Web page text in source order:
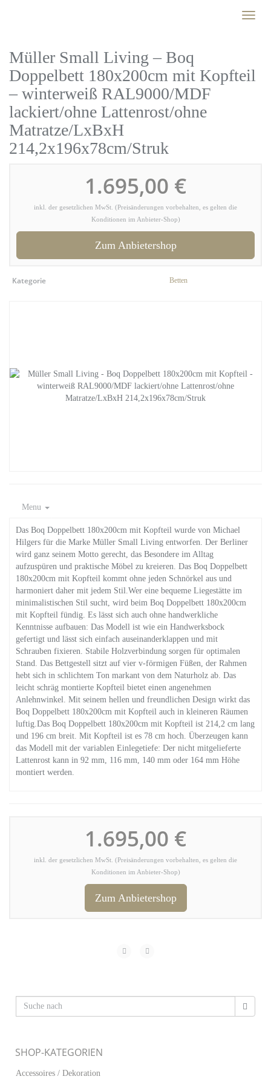
Toggle
Müller Small Living – Boq
Doppelbett 180x200cm mit Kopfteil
– winterweiß RAL9000/MDF
lackiert/ohne Lattenrost/ohne
Matratze/LxBxH
214,2x196x78cm/Struk
1.695,00 €
inkl. der gesetzlichen MwSt. (Preisänderungen vorbehalten, es gelten die
Konditionen im Anbieter-Shop)
Zum Anbietershop
Kategorie Betten
Menu
Das Boq Doppelbett 180x200cm mit Kopfteil wurde von Michael
Hilgers für die Marke Müller Small Living entworfen. Der Berliner
wird ganz seinem Motto gerecht, das Besondere im Alltag
aufzuspüren und praktische Möbel zu kreieren. Das Boq Doppelbett
180x200cm mit Kopfteil kommt ohne jeden Schnörkel aus und
harmoniert daher mit jedem Stil.Wer eine bequeme Liegestätte im
minimalistischen Stil sucht, wird beim Boq Doppelbett 180x200cm
mit Kopfteil fündig. Es lässt sich auch ohne handwerkliche
Kenntnisse aufbauen: Das Modell ist wie ein Handwerksbock
gefertigt und lässt sich einfach auseinanderklappen und mit
Schrauben fixieren. Stabile Holzverbindung sorgen für optimalen
Stand. Das Bettgestell sitzt auf vier v-förmigen Füßen, der Rahmen
hebt sich in schlichtem Ton markant von dem Naturholz ab. Das
leicht schräg montierte Kopfteil bietet einen angenehmen
Anlehnwinkel. Mit seinem hellen und freundlichen Design wirkt das
Boq Doppelbett 180x200cm mit Kopfteil auch in kleineren Räumen
luftig.Das Boq Doppelbett 180x200cm mit Kopfteil ist 214,2 cm lang
und 196 cm breit. Mit Kopfteil ist es 78 cm hoch. Überzeugen kann
das Modell mit der variablen Einlegetiefe: Der nicht mitgelieferte
Lattenrost kann in 92 mm, 116 mm, 140 mm oder 164 mm Höhe
montiert werden.
1.695,00 €
inkl. der gesetzlichen MwSt. (Preisänderungen vorbehalten, es gelten die
Konditionen im Anbieter-Shop)
Zum Anbietershop
SHOP-KATEGORIEN
Accessoires / Dekoration